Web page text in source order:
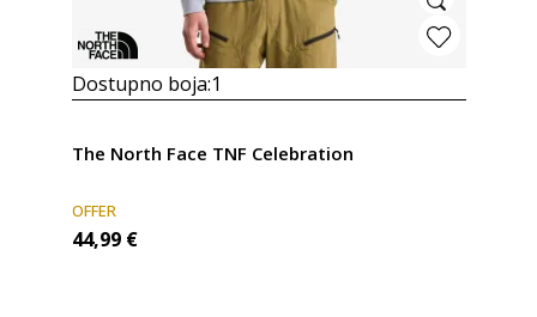
Dostupno boja:1
The North Face TNF Celebration
OFFER
44,99 €